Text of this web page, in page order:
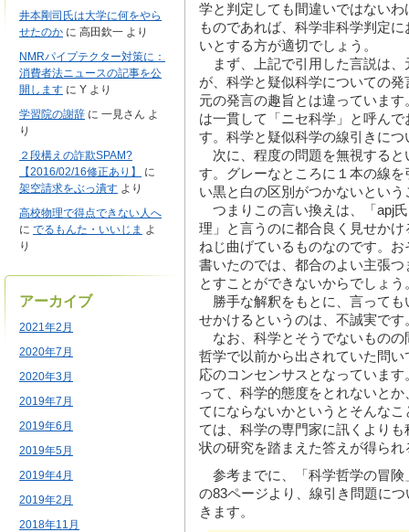
井本剛司氏は大学に何をやら
せたのか に 高田欽一 より
NMRパイプテクター対策に：
消費者法ニュースの記事を公
開します に Y より
学習院の謝辞 に 一見さん よ
り
２段構えの詐欺SPAM?
【2016/02/16修正あり】
に
架空請求をぶっ潰す より
高校物理で得点できない人へ
に でるもんた・いいじま よ
り
アーカイブ
2021年2月
2020年7月
2020年3月
2019年7月
2019年6月
2019年5月
2019年4月
2019年2月
2018年11月
学と判定しても間違いではない
ものであれば、科学非科学判定
いとする方が適切でしょう。
まず、上記で引用した言説は、
が、科学と疑似科学についての
元の発言の趣旨とは違っていま
は一貫して「ニセ科学」と呼ん
す。科学と疑似科学の線引きに
次に、程度の問題を無視すると
す。グレーなところに１本の線
い黒と白の区別がつかないとい
つまりこの言い換えは、「apj
理」と言うのに都合良く見せか
ねじ曲げているものなのです。
書いたのでは、都合のよい主張
とすことができないからでしょう
勝手な解釈をもとに、言っても
せかけるというのは、不誠実です
なお、科学とそうでないものの
哲学で以前から出されていた問
応のコンセンサスとなっていま
って、科学的態度をとれないと
てにならないかというとそんな
ては、科学の専門家に訊くより
状の研究を踏まえた答えが得られ
参考までに、「科学哲学の冒険
の83ページより、線引き問題に
きます。